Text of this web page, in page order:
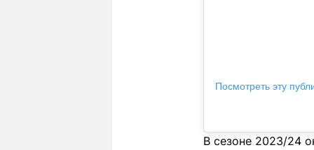
Посмотреть эту
В сезоне 2023/24